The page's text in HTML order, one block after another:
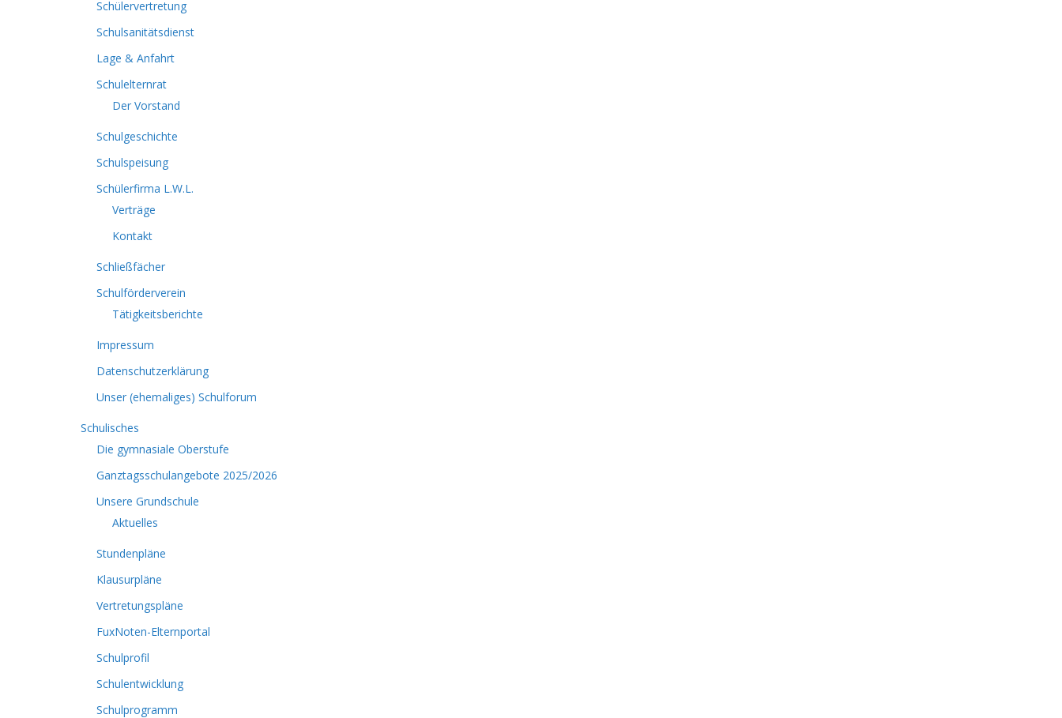
Schülervertretung
Schulsanitätsdienst
Lage & Anfahrt
Schulelternrat
Der Vorstand
Schulgeschichte
Schulspeisung
Schülerfirma L.W.L.
Verträge
Kontakt
Schließfächer
Schulförderverein
Tätigkeitsberichte
Impressum
Datenschutzerklärung
Unser (ehemaliges) Schulforum
Schulisches
Die gymnasiale Oberstufe
Ganztagsschulangebote 2025/2026
Unsere Grundschule
Aktuelles
Stundenpläne
Klausurpläne
Vertretungspläne
FuxNoten-Elternportal
Schulprofil
Schulentwicklung
Schulprogramm